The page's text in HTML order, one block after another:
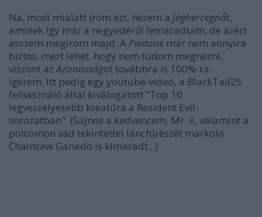
Na, most mialatt írom ezt, nézem a Jéghercegnőt,
aminek így már a negyedéről lemaradtam, de azért
asszem megírom majd. A Piedone már nem annyira
biztos, mert lehet, hogy nem tudom megnézni,
viszont azAzonosságot továbbra is 100%-ra
ígérem. Itt pedig egy youtube-videó, a BlackTail25
felhasználó által kiválogatott "Top 10
legveszélyesebb kreatúra a Resident Evil-
sorozatban". (Sajnos a kedvencem, Mr. X, valamint a
polcomon vad tekintettel láncfűrészét markoló
Chainsaw Ganado is kimaradt...)